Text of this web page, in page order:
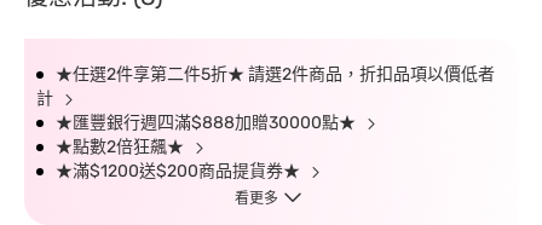
★任選2件享第二件5折★ 請選2件商品，折扣品項以價低者
計
★匯豐銀行週四滿$888加贈30000點★
★點數2倍狂飆★
★滿$1200送$200商品提貨券★
看更多